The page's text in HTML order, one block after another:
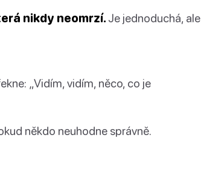
nikdy neomrzí. Je jednoduchá, ale
„Vidím, vidím, něco, co je
někdo neuhodne správně.